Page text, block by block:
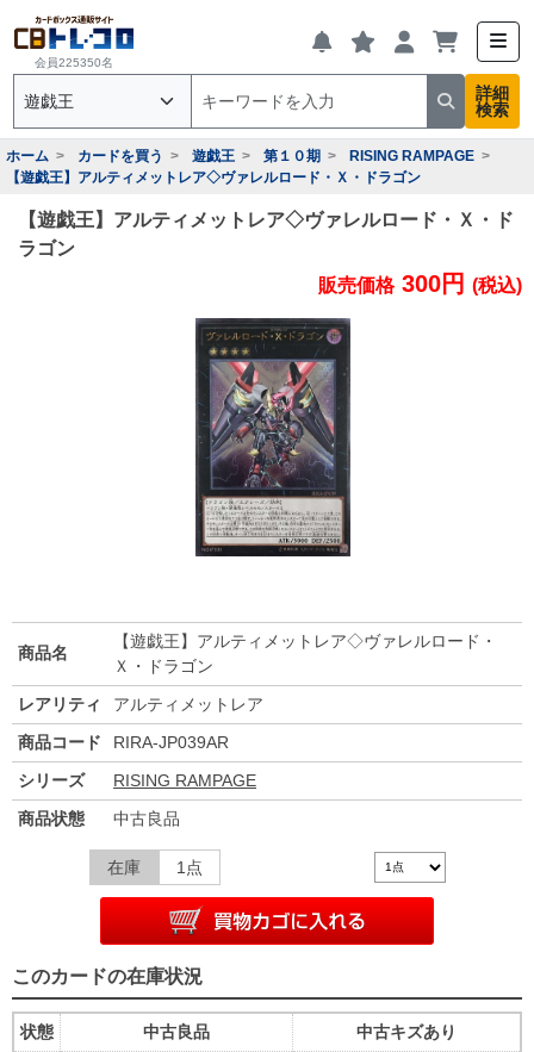
会員225350名
詳細
検索
ホーム カードを買う 遊戯王 第１０期
RISING RAMPAGE
【遊戯王】アルティメットレア◇ヴァレルロード・Ｘ・ドラゴン
【遊戯王】アルティメットレア◇ヴァレルロード・Ｘ・ド
ラゴン
販売価格 300円 (税込)
商品名
【遊戯王】アルティメットレア◇ヴァレルロード・
Ｘ・ドラゴン
レアリティ
アルティメットレア
商品コード
RIRA-JP039AR
シリーズ
RISING RAMPAGE
商品状態
中古良品
在庫 1点
このカードの在庫状況
状態
中古良品
中古キズあり